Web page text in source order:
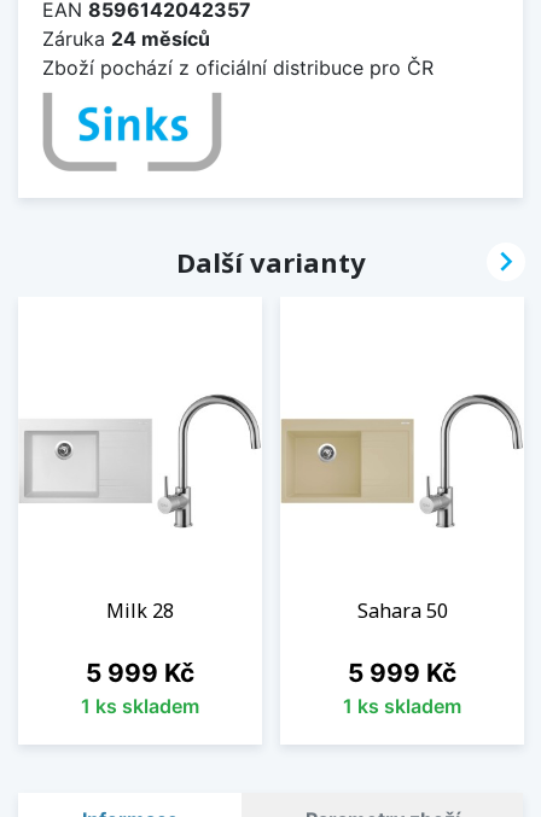
EAN 8596142042357
Záruka 24 měsíců
Zboží pochází z oficiální distribuce pro ČR
Další varianty
Milk 28
Cena
5 999 Kč
1 ks skladem
Sahara 50
Cena
5 999 Kč
1 ks skladem
